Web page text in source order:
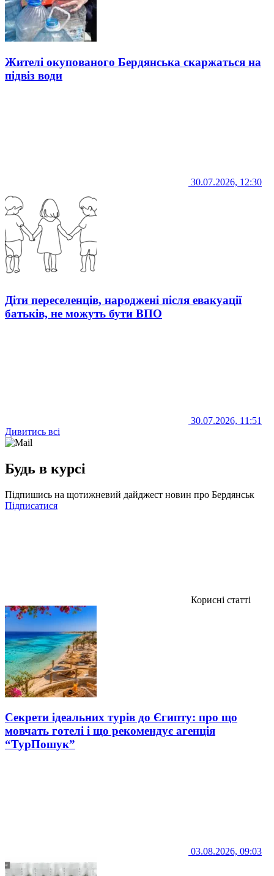
Жителі окупованого Бердянська скаржаться на
підвіз води
30.07.2026, 12:30
Діти переселенців, народжені після евакуації
батьків, не можуть бути ВПО
30.07.2026, 11:51
Дивитись всі
Будь в курсі
Підпишись на щотижневий дайджест новин про Бердянськ
Підписатися
Корисні статті
Секрети ідеальних турів до Єгипту: про що
мовчать готелі і що рекомендує агенція
“ТурПошук”
03.08.2026, 09:03